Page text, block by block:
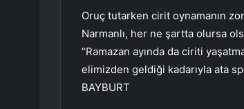
Oruç tutarken cirit oynamanın
Narmanlı, her ne şartta olursa
“Ramazan ayında da ciriti
elimizden geldiği kadarıyla ata
BAYBURT